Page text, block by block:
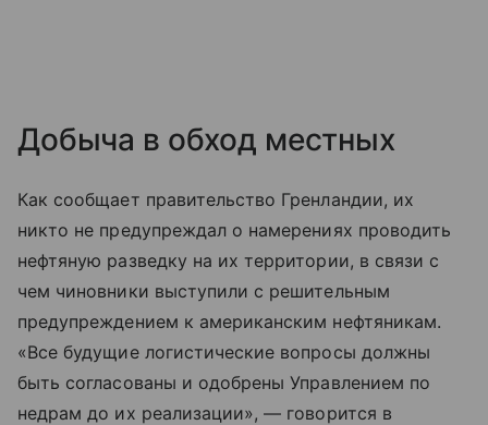
Добыча в обход местных
Как сообщает правительство Гренландии, их
никто не предупреждал о намерениях проводить
нефтяную разведку на их территории, в связи с
чем чиновники выступили с решительным
предупреждением к американским нефтяникам.
«Все будущие логистические вопросы должны
быть согласованы и одобрены Управлением по
недрам до их реализации», — говорится в